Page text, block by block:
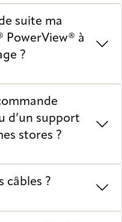
suite ma
PowerView® à
?
d’un support
stores ?
câbles ?